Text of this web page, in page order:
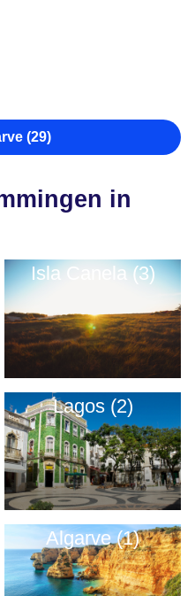
(29)
in
Isla Canela (3)
Lagos (2)
Algarve (1)